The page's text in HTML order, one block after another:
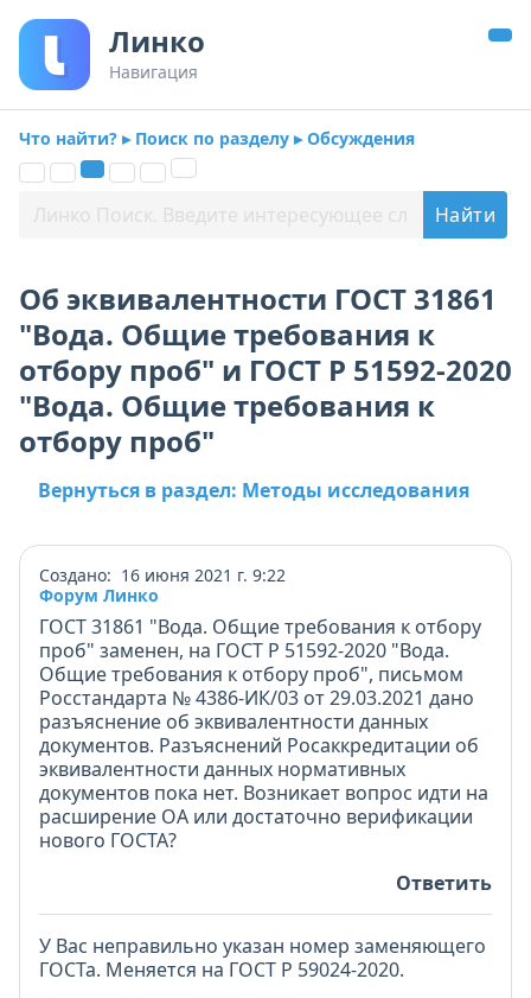
Линко
Навигация
Что найти? ▸ Поиск по разделу ▸ Обсуждения
Об эквивалентности ГОСТ 31861
"Вода. Общие требования к
отбору проб" и ГОСТ Р 51592-2020
"Вода. Общие требования к
отбору проб"
Вернуться в раздел: Методы исследования
Создано: 16 июня 2021 г. 9:22
Форум Линко
ГОСТ 31861 "Вода. Общие требования к отбору
проб" заменен, на ГОСТ Р 51592-2020 "Вода.
Общие требования к отбору проб", письмом
Росстандарта № 4386-ИК/03 от 29.03.2021 дано
разъяснение об эквивалентности данных
документов. Разъяснений Росаккредитации об
эквивалентности данных нормативных
документов пока нет. Возникает вопрос идти на
расширение ОА или достаточно верификации
нового ГОСТА?
Ответить
У Вас неправильно указан номер заменяющего
ГОСТа. Меняется на ГОСТ Р 59024-2020.